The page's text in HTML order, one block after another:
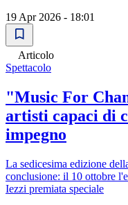
19 Apr 2026 - 18:01
Articolo
Spettacolo
"Music For
artisti capaci di
impegno
La sedicesima edizione
conclusione: il 10 ottobre
Iezzi premiata speciale